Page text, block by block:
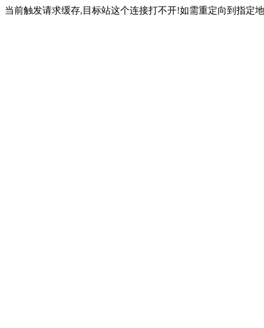
当前触发请求缓存,目标站这个连接打不开!如需重定向到指定